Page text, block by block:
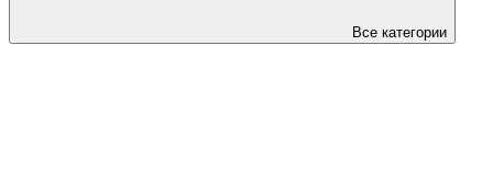
Все категории